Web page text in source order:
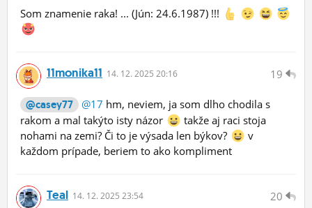
Som znamenie raka! ... (Jún: 24.6.1987) !!!
19
11monika11 14. 12. 2025 20:16
@casey77 @17 hm, neviem, ja som dlho chodila s
rakom a mal takýto isty názor
takže aj raci stoja
nohami na zemi? Či to je výsada len býkov?
v
každom prípade, beriem to ako kompliment
20
Teal 14. 12. 2025 23:54